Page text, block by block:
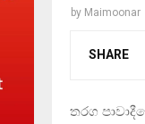
by Maimoonar
SHARE
තරග